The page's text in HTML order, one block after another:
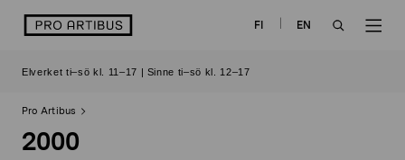
logo FI
EN
Elverket ti–sö kl. 11–17 | Sinne ti–sö kl. 12–17
Pro Artibus
2000